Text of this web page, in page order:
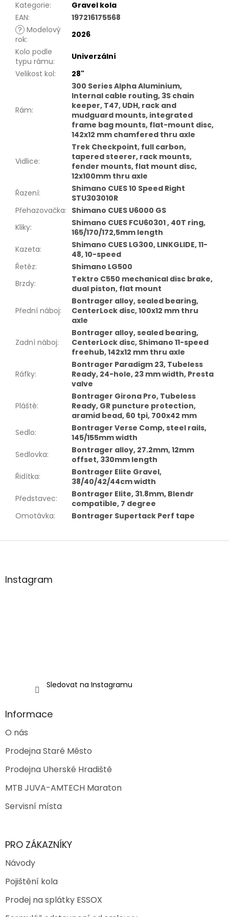
Kategorie:
Gravel kola
EAN:
197216175568
? Modelový
rok:
2026
Kolo podle
typu rámu:
Univerzální
Velikost kol: 28"
Rám:
300 Series Alpha Aluminium,
Internal cable routing, 3S chain
keeper, T47, UDH, rack and
mudguard mounts, integrated
frame bag mounts, flat-mount disc,
142x12 mm chamfered thru axle
Vidlice:
Trek Checkpoint, full carbon,
tapered steerer, rack mounts,
fender mounts, flat mount disc,
12x100mm thru axle
Řazení:
Shimano CUES 10 Speed Right
STU303010R
Přehazovačka: Shimano CUES U6000 GS
Kliky:
Shimano CUES FCU60301 , 40T ring,
165/170/172,5mm length
Kazeta:
Shimano CUES LG300, LINKGLIDE, 11-
48, 10-speed
Řetěz:
Shimano LG500
Brzdy:
Tektro C550 mechanical disc brake,
dual piston, flat mount
Přední náboj:
Bontrager alloy, sealed bearing,
CenterLock disc, 100x12 mm thru
axle
Zadní náboj:
Bontrager alloy, sealed bearing,
CenterLock disc, Shimano 11-speed
freehub, 142x12 mm thru axle
Ráfky:
Bontrager Paradigm 23, Tubeless
Ready, 24-hole, 23 mm width, Presta
valve
Pláště:
Bontrager Girona Pro, Tubeless
Ready, GR puncture protection,
aramid bead, 60 tpi, 700x42 mm
Sedlo:
Bontrager Verse Comp, steel rails,
145/155mm width
Sedlovka:
Bontrager alloy, 27.2mm, 12mm
offset, 330mm length
Řidítka:
Bontrager Elite Gravel,
38/40/42/44cm width
Představec:
Bontrager Elite, 31.8mm, Blendr
compatible, 7 degree
Omotávka: Bontrager Supertack Perf tape
Z
aInstagram
Sledovat na Instagramu
Informace
O nás
Prodejna Staré Město
Prodejna Uherské Hradiště
MTB JUVA-AMTECH Maraton
Servisní místa
PRO ZÁKAZNÍKY
Návody
Pojištění kola
Prodej na splátky ESSOX